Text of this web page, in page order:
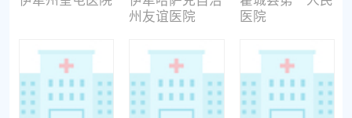
州友谊医院
医院